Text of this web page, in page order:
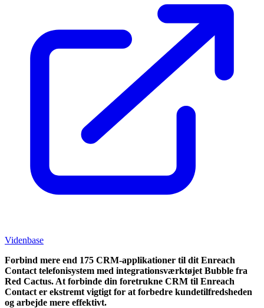
Videnbase
Forbind mere end 175 CRM-applikationer til dit Enreach
Contact telefonisystem med integrationsværktøjet Bubble fra
Red Cactus. At forbinde din foretrukne CRM til Enreach
Contact er ekstremt vigtigt for at forbedre kundetilfredsheden
og arbejde mere effektivt.